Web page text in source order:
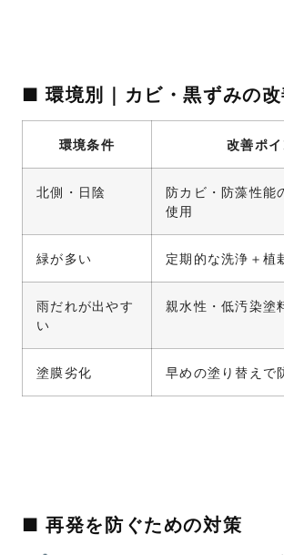
■ 環境別｜カビ・黒ずみの改
環境条件 改善ポイ
北側・日陰
防カビ・防藻性能
使用
緑が多い 定期的な洗浄＋植
雨だれが出やす
い
親水性・低汚染塗
塗膜劣化 早めの塗り替えで
■ 再発を防ぐための対策